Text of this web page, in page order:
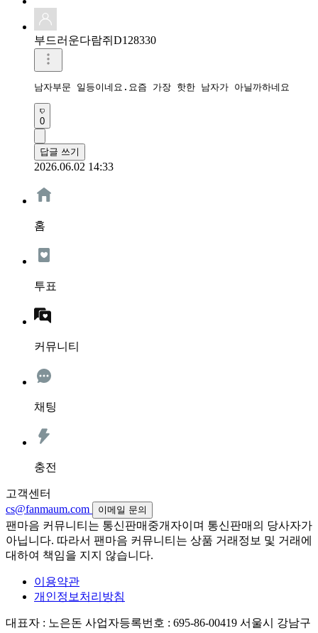
부드러운다람쥐D128330
남자부문 일등이네요.요즘 가장 핫한 남자가 아닐까하네요
0
답글 쓰기
2026.06.02 14:33
홈
투표
커뮤니티
채팅
충전
고객센터
cs@fanmaum.com
이메일 문의
팬마음 커뮤니티는 통신판매중개자이며 통신판매의 당사자가
아닙니다. 따라서 팬마음 커뮤니티는 상품 거래정보 및 거래에
대하여 책임을 지지 않습니다.
이용약관
개인정보처리방침
대표자 : 노은돈 사업자등록번호 : 695-86-00419 서울시 강남구